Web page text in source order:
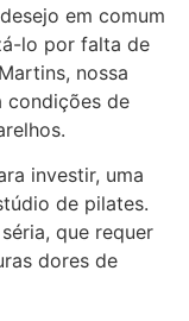
em comum
lo por falta de
nossa
condições de
investir, uma
de pilates.
que requer
dores de